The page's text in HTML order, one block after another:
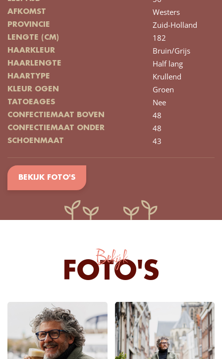
AFKOMST Westers
PROVINCIE Zuid-Holland
LENGTE (CM) 182
HAARKLEUR Bruin/Grijs
HAARLENGTE Half lang
HAARTYPE Krullend
KLEUR OGEN Groen
TATOEAGES Nee
CONFECTIEMAAT BOVEN 48
CONFECTIEMAAT ONDER 48
SCHOENMAAT 43
BEKIJK FOTO'S
Bekijk
FOTO'S